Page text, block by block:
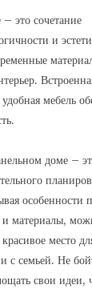
это сочетание
и
мебель
доме –
особенности
материалы,
место
с семьей. Не
свои идеи,